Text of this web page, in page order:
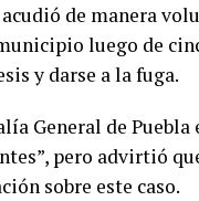
de manera
luego de
y darse a la fuga.
General de
pero advirtió
sobre este caso.